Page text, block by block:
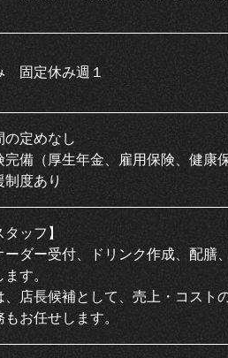
固定休み週１
の定めなし
完備（厚生年金、雇用保険、健康
制度あり
タッフ】
ーダー受付、ドリンク作成、配膳
す。
、店長候補として、売上・コスト
お任せします。